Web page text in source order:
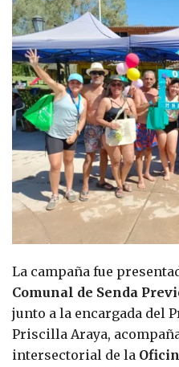
La campaña fue
Comunal de Senda
junto a la encargada del
Priscilla Araya,
intersectorial de la